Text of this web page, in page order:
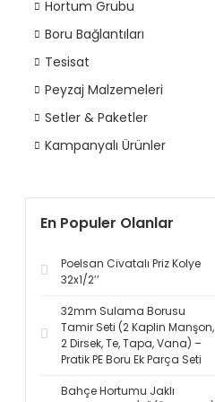
Hortum Grubu
Boru Bağlantıları
Tesisat
Peyzaj Malzemeleri
Setler & Paketler
Kampanyalı Ürünler
En Populer Olanlar
Poelsan Civatalı Priz Kolye
32x1/2’’
32mm Sulama Borusu
Tamir Seti (2 Kaplin Manşon,
2 Dirsek, Te, Tapa, Vana) –
Pratik PE Boru Ek Parça Seti
Bahçe Hortumu Jaklı